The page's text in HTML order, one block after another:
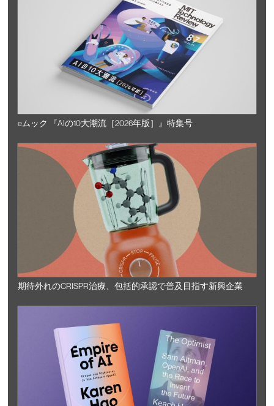
eムック 『AIの10大潮流［2026年版］』特集号
期待外れのCRISPR治療、包括的承認で普及目指す新興企業